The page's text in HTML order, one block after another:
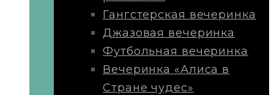
Гангстерская вечеринка
Джазовая вечеринка
Футбольная вечеринка
Вечеринка «Алиса в
Стране чудес»